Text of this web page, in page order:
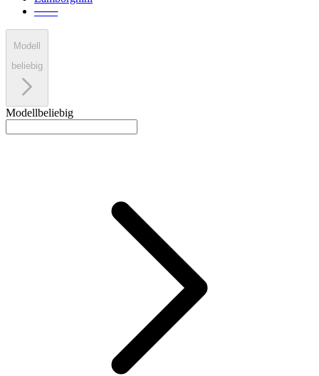
───
Modell
beliebig
Modellbeliebig